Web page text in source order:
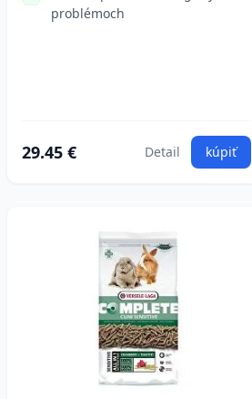
problémoch
29.45 € Detail kúpiť